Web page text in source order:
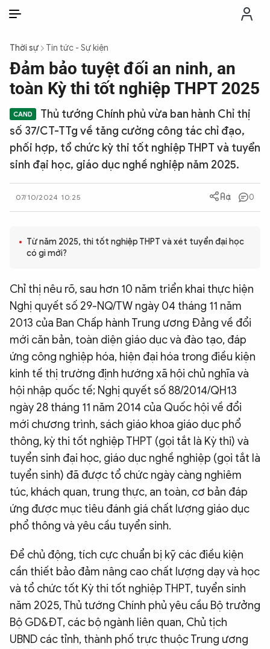
THỜI SỰ
CHỐNG DIỄN BIẾN HÒA BÌNH
CÔNG AN TRONG LÒNG DÂN
PHÁP LUẬT
CÔNG NGHỆ
QUỐC TẾ
VĂN HÓA - THỂ THAO
BẠN ĐỌC & CAND
ĐA PHƯƠNG TIỆN
eMagazine
Podcast
Video Ảnh
Infographic
Chuyên trangAn ninh thế giớiVăn nghệ Công an
Chuyên đề
Thời sự Tin tức - Sự kiện
Đảm bảo tuyệt đối an ninh, an
toàn Kỳ thi tốt nghiệp THPT 2025
Thủ tướng Chính phủ vừa ban hành Chỉ thị
số 37/CT-TTg về tăng cường công tác chỉ đạo,
phối hợp, tổ chức kỳ thi tốt nghiệp THPT và tuyển
sinh đại học, giáo dục nghề nghiệp năm 2025.
07/10/2024 10:25 0
Từ năm 2025, thi tốt nghiệp THPT và xét tuyển đại học
có gì mới?
Chỉ thị nêu rõ, sau hơn 10 năm triển khai thực hiện
Nghị quyết số 29-NQ/TW ngày 04 tháng 11 năm
2013 của Ban Chấp hành Trung ương Đảng về đổi
mới căn bản, toàn diện giáo dục và đào tạo, đáp
ứng công nghiệp hóa, hiện đại hóa trong điều kiện
kinh tế thị trường định hướng xã hội chủ nghĩa và
hội nhập quốc tế; Nghị quyết số 88/2014/QH13
ngày 28 tháng 11 năm 2014 của Quốc hội về đổi
mới chương trình, sách giáo khoa giáo dục phổ
thông, kỳ thi tốt nghiệp THPT (gọi tắt là Kỳ thi) và
tuyển sinh đại học, giáo dục nghề nghiệp (gọi tắt là
tuyển sinh) đã được tổ chức ngày càng nghiêm
túc, khách quan, trung thực, an toàn, cơ bản đáp
ứng được mục tiêu đánh giá chất lượng giáo dục
phổ thông và yêu cầu tuyển sinh.
Để chủ động, tích cực chuẩn bị kỹ các điều kiện
cần thiết bảo đảm nâng cao chất lượng dạy và học
và tổ chức tốt Kỳ thi tốt nghiệp THPT, tuyển sinh
năm 2025, Thủ tướng Chính phủ yêu cầu Bộ trưởng
Bộ GD&ĐT, các bộ ngành liên quan, Chủ tịch
UBND các tỉnh, thành phố trực thuộc Trung ương